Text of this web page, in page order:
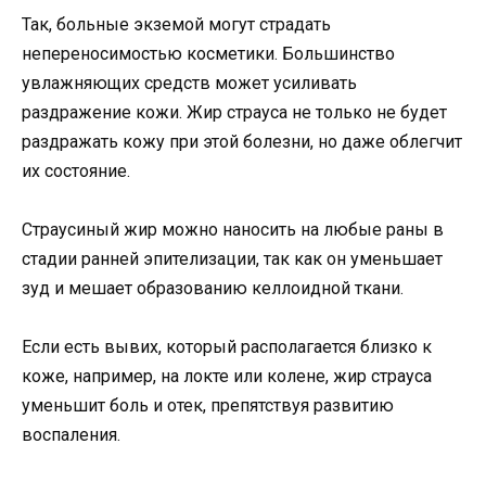
Так, больные экземой могут страдать
непереносимостью косметики. Большинство
увлажняющих средств может усиливать
раздражение кожи. Жир страуса не только не будет
раздражать кожу при этой болезни, но даже облегчит
их состояние.
Страусиный жир можно наносить на любые раны в
стадии ранней эпителизации, так как он уменьшает
зуд и мешает образованию келлоидной ткани.
Если есть вывих, который располагается близко к
коже, например, на локте или колене, жир страуса
уменьшит боль и отек, препятствуя развитию
воспаления.